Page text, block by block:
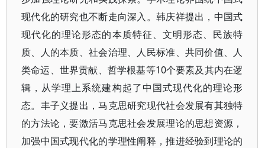
现代化的研究也不断走向深入。韩庆祥提出，中国式
现代化的理论形态的本质特征、文明形态、民族特
质、人的本质、社会治理、人民标准、共同价值、人
类命运、世界贡献、哲学根基等10个要素及其内在逻
辑，从学理上系统建构起了中国式现代化的理论形
态。丰子义提出，马克思研究现代社会发展有其独特
的方法论，要激活马克思社会发展理论的思想资源，
加强中国式现代化的学理性阐释，推进经验到理论的